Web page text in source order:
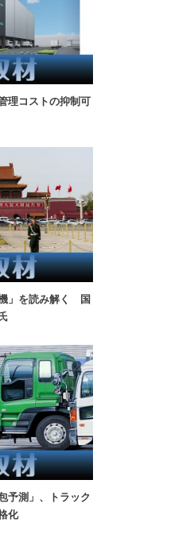
理コストの抑制可
機」を読み解く 国
予測」、トラック
化